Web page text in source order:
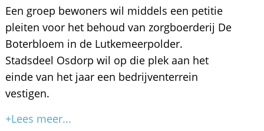
Een groep bewoners wil middels een petitie
pleiten voor het behoud van zorgboerderij De
Boterbloem in de Lutkemeerpolder.
Stadsdeel Osdorp wil op die plek aan het
einde van het jaar een bedrijventerrein
vestigen.
+Lees meer...